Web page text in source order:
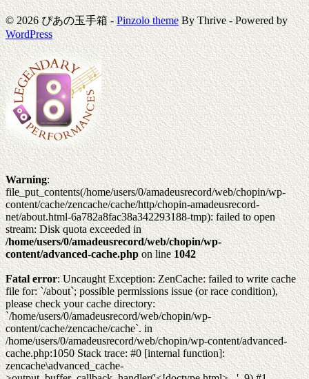
© 2026 ぴあの玉手箱 -Pinzolo themeBy Thrive - Powered by
WordPress
Warning:
file_put_contents(/home/users/0/amadeusrecord/web/chopin/wp-
content/cache/zencache/cache/http/chopin-amadeusrecord-
net/about.html-6a782a8fac38a342293188-tmp): failed to open
stream: Disk quota exceeded in
/home/users/0/amadeusrecord/web/chopin/wp-
content/advanced-cache.phpon line1042
Fatal error: Uncaught Exception: ZenCache: failed to write cache
file for: `/about`; possible permissions issue (or race condition),
please check your cache directory:
`/home/users/0/amadeusrecord/web/chopin/wp-
content/cache/zencache/cache`. in
/home/users/0/amadeusrecord/web/chopin/wp-content/advanced-
cache.php:1050 Stack trace: #0 [internal function]:
zencache\advanced_cache-